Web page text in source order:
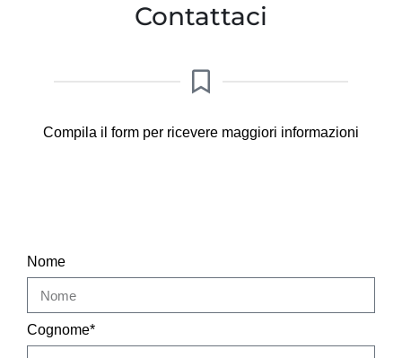
Contattaci
Compila il form per ricevere maggiori informazioni
Nome
Cognome*